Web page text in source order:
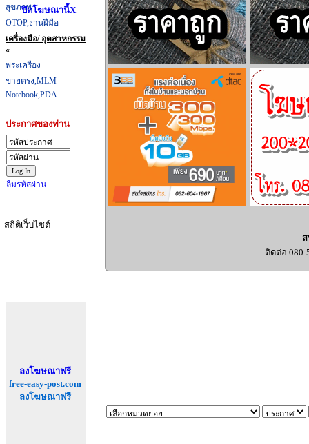
สุขภาพ
OTOP,งานฝีมือ
เครื่องมือ/ อุตสาหกรรม
«
พระเครื่อง
ขายตรง,MLM
Notebook,PDA
ประกาศของท่าน
ลืมรหัสผ่าน
สถิติเว็บไซต์
ลงโฆษณาฟรี
free-easy-post.com
ลงโฆษณาฟรี
ติดต่อ 080-
ปิดโฆษณานี้X